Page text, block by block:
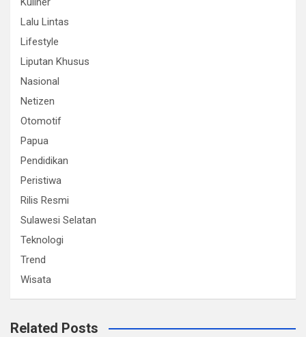
Lalu Lintas
Lifestyle
Liputan Khusus
Nasional
Netizen
Otomotif
Papua
Pendidikan
Peristiwa
Rilis Resmi
Sulawesi Selatan
Teknologi
Trend
Wisata
Related Posts